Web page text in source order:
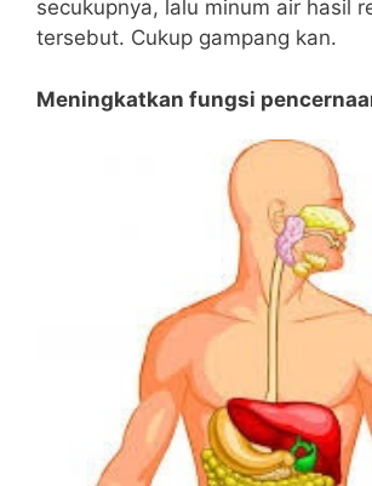
secukupnya, lalu minum air hasil
tersebut. Cukup gampang kan.
Meningkatkan fungsi